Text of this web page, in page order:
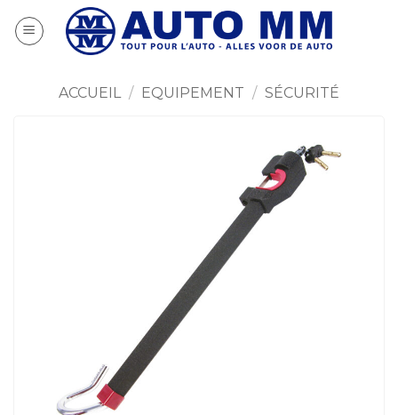
au
ACCUEIL / EQUIPEMENT / SÉCURITÉ